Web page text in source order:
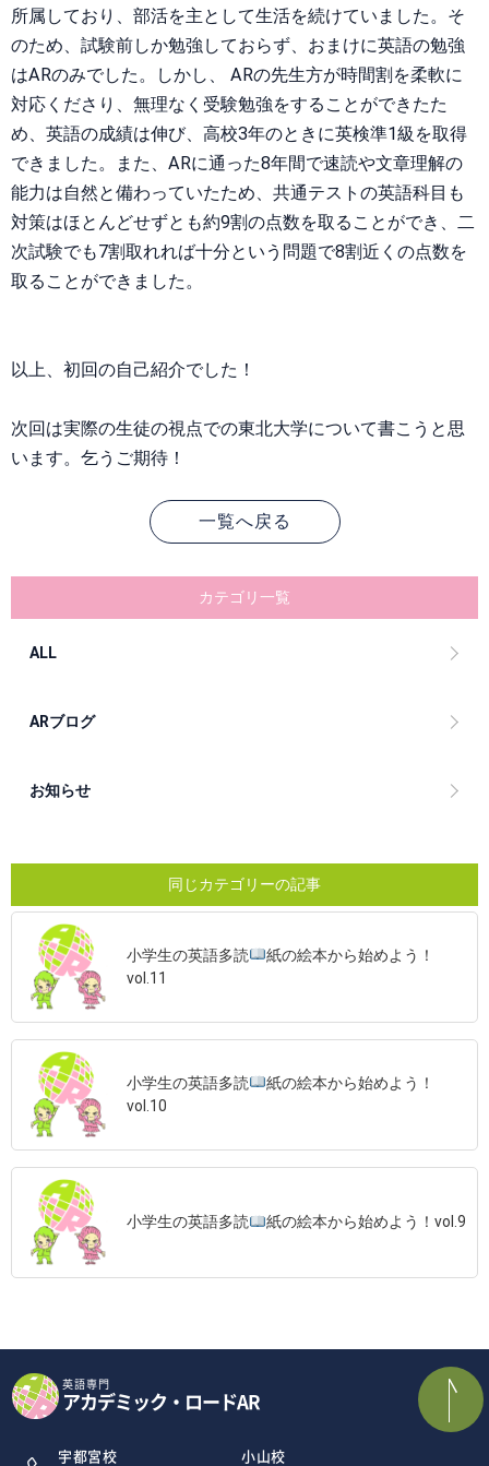
所属しており、部活を主として生活を続けていました。そ
のため、試験前しか勉強しておらず、おまけに英語の勉強
はARのみでした。しかし、 ARの先生方が時間割を柔軟に
対応くださり、無理なく受験勉強をすることができたた
め、英語の成績は伸び、高校3年のときに英検準1級を取得
できました。また、ARに通った8年間で速読や文章理解の
能力は自然と備わっていたため、共通テストの英語科目も
対策はほとんどせずとも約9割の点数を取ることができ、二
次試験でも7割取れれば十分という問題で8割近くの点数を
取ることができました。
以上、初回の自己紹介でした！
次回は実際の生徒の視点での東北大学について書こうと思
います。乞うご期待！
一覧へ戻る
カテゴリ一覧
ALL
ARブログ
お知らせ
同じカテゴリーの記事
小学生の英語多読
紙の絵本から始めよう！
vol.11
小学生の英語多読
紙の絵本から始めよう！
vol.10
小学生の英語多読 紙の絵本から始めよう！vol.9
英語専門
アカデミック・ロードAR
宇都宮校 小山校